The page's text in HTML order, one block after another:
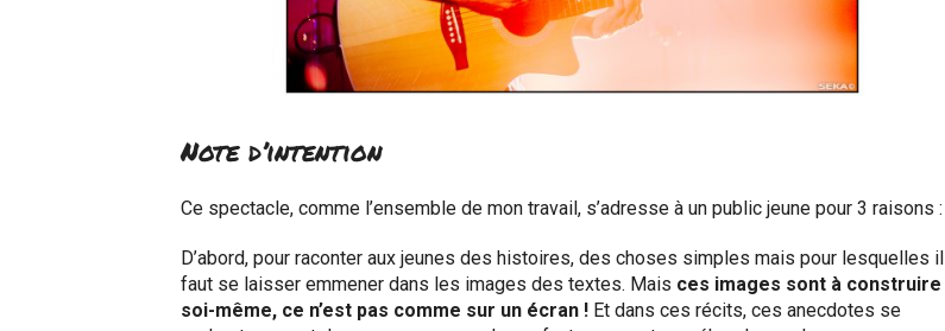
Note d’intention
Ce spectacle, comme l’ensemble de mon travail, s’adresse à un public jeune pour 3 raisons :
D’abord, pour raconter aux jeunes des histoires, des choses simples mais pour lesquelles il
faut se laisser emmener dans les images des textes. Mais ces images sont à construire
soi-même, ce n’est pas comme sur un écran ! Et dans ces récits, ces anecdotes se